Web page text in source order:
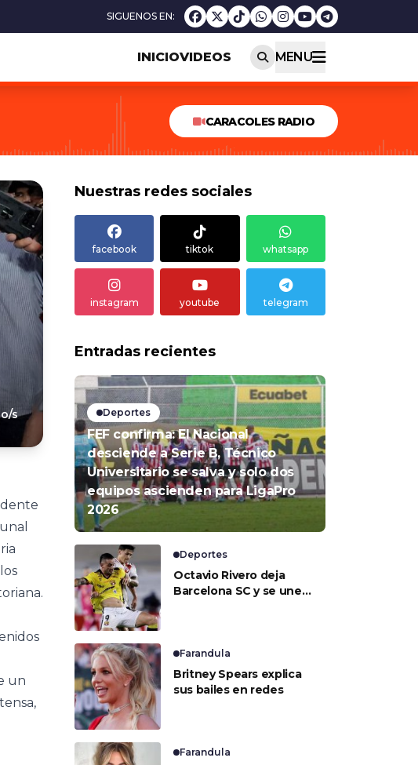
INICIOVIDEOS MENU
CARACOLES RADIO
s
un
Nuestras redes sociales
facebook tiktok whatsapp
instagram youtube telegram
Entradas recientes
Deportes
FEF confirma: El Nacional
desciende a Serie B, Técnico
Universitario se salva y solo dos
equipos ascienden para LigaPro
2026
Deportes
Octavio Rivero deja
Barcelona SC y se une a
Farandula
Britney Spears explica
sus bailes en redes
Farandula